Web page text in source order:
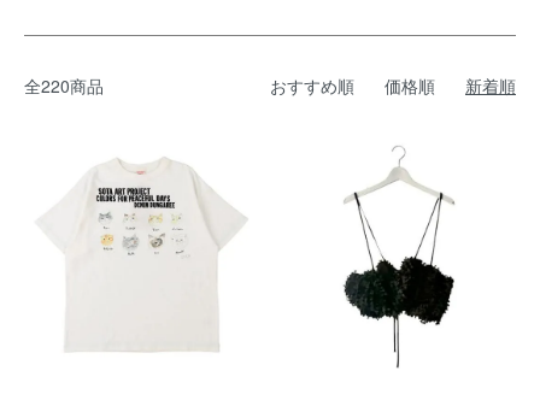
全220商品 おすすめ順 価格順 新着順